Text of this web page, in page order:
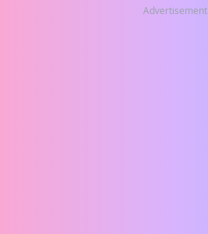
Advertisement